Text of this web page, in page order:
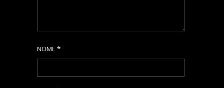
NOME *